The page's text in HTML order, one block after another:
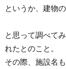
というか、建物
と思って調べて
れたとのこと。
その際、施設名